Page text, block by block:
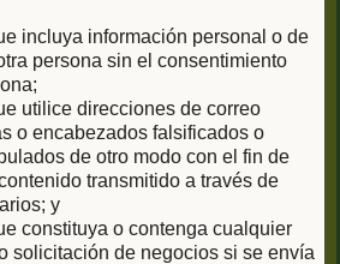
incluya información personal o de
persona sin el consentimiento
utilice direcciones de correo
o encabezados falsificados o
de otro modo con el fin de
transmitido a través de
y
constituya o contenga cualquier
solicitación de negocios si se envía